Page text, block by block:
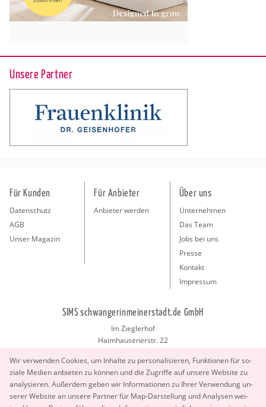
Unsere Partner
Wir ver­wen­den Coo­kies, um In­hal­te zu per­so­na­li­sie­ren, Funk­tio­nen für so­
zia­le Me­di­en an­bie­ten zu kön­nen und die Zu­grif­fe auf un­se­re Web­site zu
ana­ly­sie­ren. Au­ßer­dem geben wir In­for­ma­tio­nen zu Ihrer Ver­wen­dung un­
se­rer Web­site an un­se­re Part­ner für Map-Dar­stel­lung und Ana­ly­sen wei­
Für Kunden
Datenschutz
AGB
Unser Magazin
Für Anbieter
Anbieter werden
Über uns
Unternehmen
Das Team
Jobs bei uns
Presse
Kontakt
Impressum
SIMS schwangerinmeinerstadt.de GmbH
Im Zieglerhof
Haimhausenerstr. 22
info@schwangerinmeinerstadt.de